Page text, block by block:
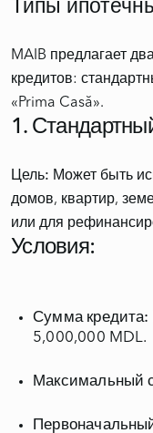
MAIB предлагает
кредитов:
1.
Цель: Может быть
домов, квартир,
Условия:
Сумма кредита:
5,000,000 MDL.
Максимальный